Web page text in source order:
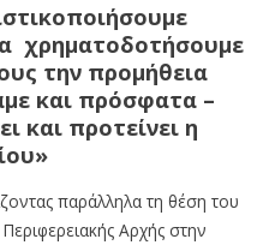
χρηματοδοτήσουμε
την προμήθεια
και πρόσφατα –
και προτείνει η
παράλληλα τη θέση του
Αρχής στην